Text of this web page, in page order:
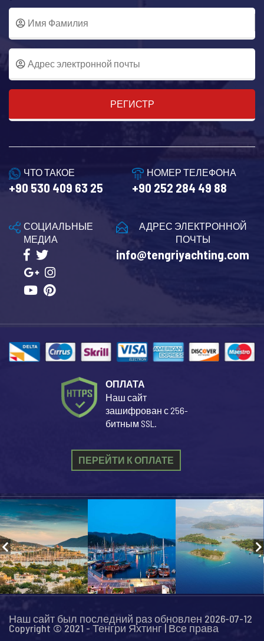
РЕГИСТР
ЧТО ТАКОЕ
+90 530 409 63 25
НОМЕР ТЕЛЕФОНА
+90 252 284 49 88
АДРЕС ЭЛЕКТРОННОЙ
ПОЧТЫ
info@tengriyachting.com
СОЦИАЛЬНЫЕ
МЕДИА
ОПЛАТА
Наш сайт
зашифрован с 256-
битным SSL.
ПЕРЕЙТИ К ОПЛАТЕ
Наш сайт был последний раз обновлен 2026-07-12
Copyright © 2021 - Тенгри Яхтинг | Все права